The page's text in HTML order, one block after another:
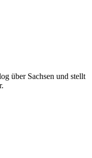
über Sachsen und stellt